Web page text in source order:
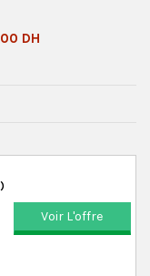
DH
Voir L'offre